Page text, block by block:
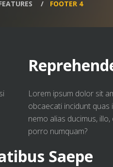
FOOTER 4
Lorem ipsum dolor sit
obcaecati incidunt
nemo alias ducimus,
porro numquam?
Saepe